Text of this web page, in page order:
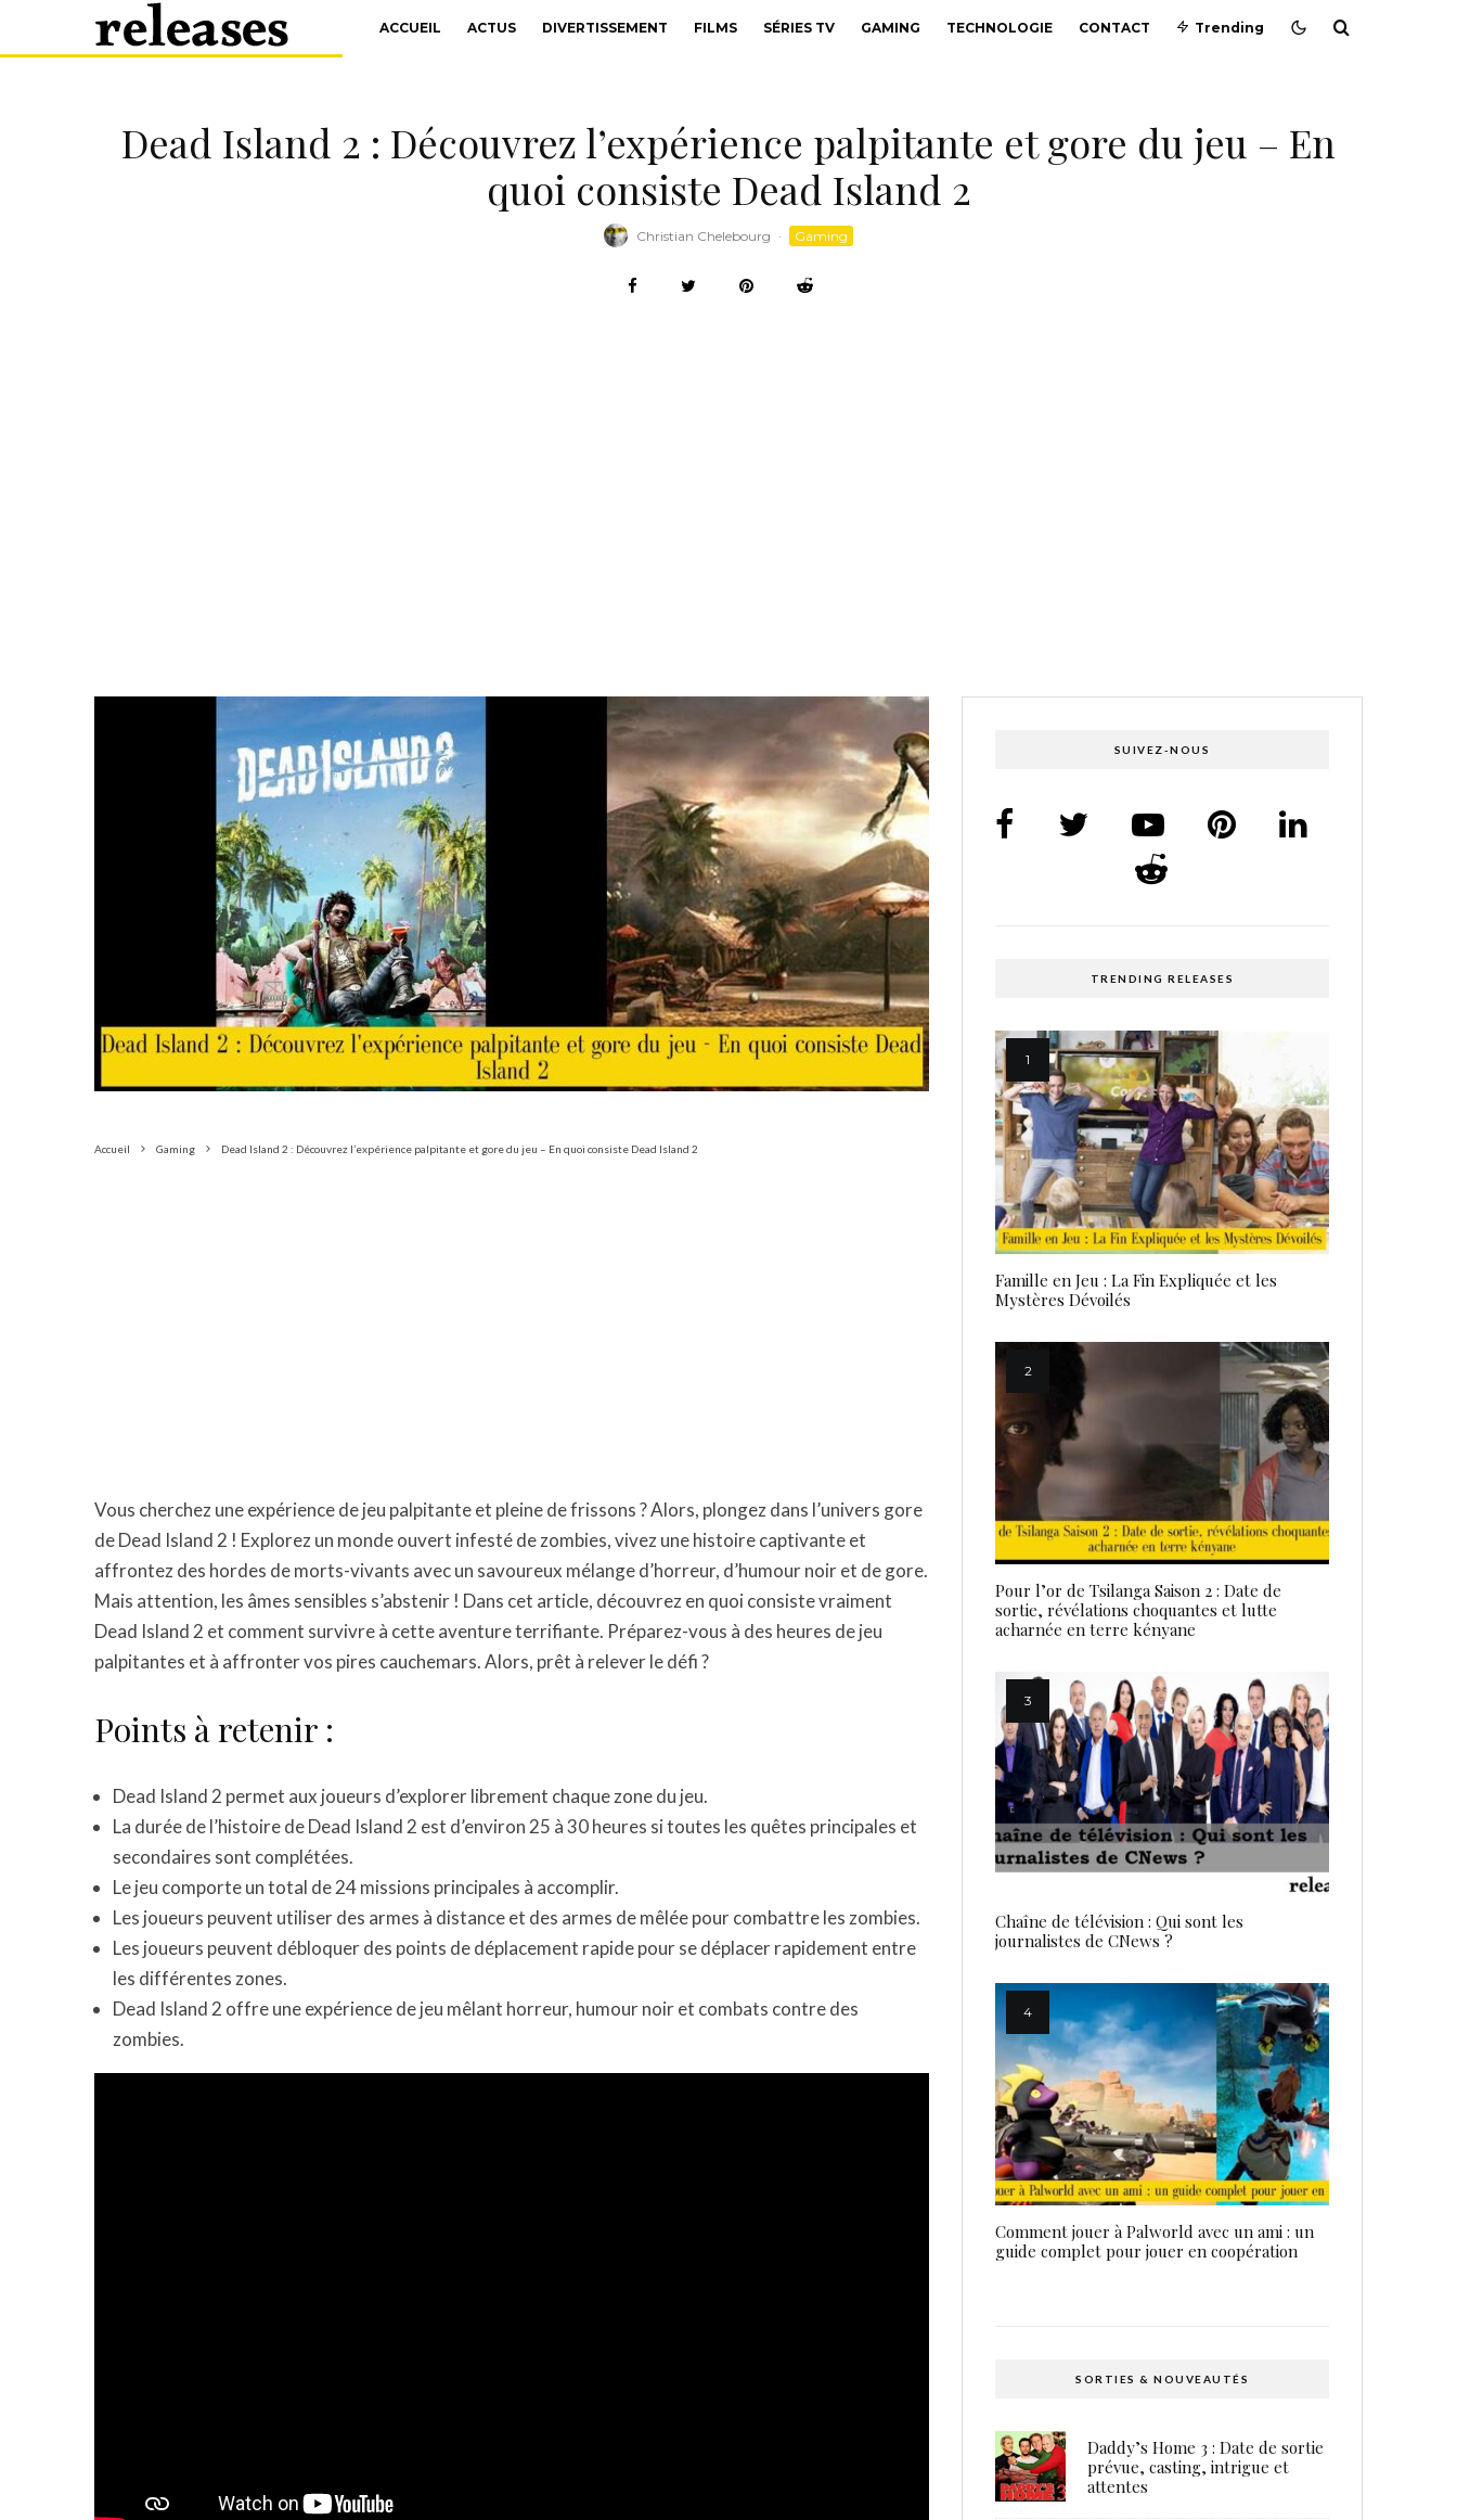
ACCUEIL ACTUS DIVERTISSEMENT FILMS SÉRIES TV GAMING TECHNOLOGIE CONTACT Trending
Dead Island 2 : Découvrez l’expérience palpitante et gore du jeu – En
quoi consiste Dead Island 2
Christian Chelebourg · Gaming
Accueil Gaming Dead Island 2 : Découvrez l’expérience palpitante et gore du jeu – En quoi consiste Dead Island 2
Vous cherchez une expérience de jeu palpitante et pleine de frissons ? Alors, plongez dans l’univers gore
de Dead Island 2 ! Explorez un monde ouvert infesté de zombies, vivez une histoire captivante et
affrontez des hordes de morts-vivants avec un savoureux mélange d’horreur, d’humour noir et de gore.
Mais attention, les âmes sensibles s’abstenir ! Dans cet article, découvrez en quoi consiste vraiment
Dead Island 2 et comment survivre à cette aventure terrifiante. Préparez-vous à des heures de jeu
palpitantes et à affronter vos pires cauchemars. Alors, prêt à relever le défi ?
Points à retenir :
Dead Island 2 permet aux joueurs d’explorer librement chaque zone du jeu.
La durée de l’histoire de Dead Island 2 est d’environ 25 à 30 heures si toutes les quêtes principales et
secondaires sont complétées.
Le jeu comporte un total de 24 missions principales à accomplir.
Les joueurs peuvent utiliser des armes à distance et des armes de mêlée pour combattre les zombies.
Les joueurs peuvent débloquer des points de déplacement rapide pour se déplacer rapidement entre
les différentes zones.
Dead Island 2 offre une expérience de jeu mêlant horreur, humour noir et combats contre des
zombies.
SUIVEZ-NOUS
TRENDING RELEASES
Famille en Jeu : La Fin Expliquée et les
Mystères Dévoilés
Pour l’or de Tsilanga Saison 2 : Date de
sortie, révélations choquantes et lutte
acharnée en terre kényane
Chaîne de télévision : Qui sont les
journalistes de CNews ?
Comment jouer à Palworld avec un ami : un
guide complet pour jouer en coopération
SORTIES & NOUVEAUTÉS
Daddy’s Home 3 : Date de sortie
prévue, casting, intrigue et
attentes